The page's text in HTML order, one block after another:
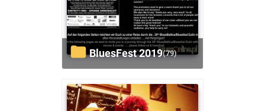
BluesFest 2019(79)